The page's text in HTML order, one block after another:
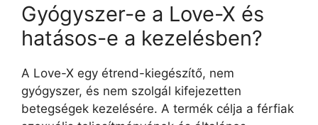
Gyógyszer-e a Love-X és
hatásos-e a kezelésben?
A Love-X egy étrend-kiegészítő, nem
gyógyszer, és nem szolgál kifejezetten
betegségek kezelésére. A termék célja a férfiak